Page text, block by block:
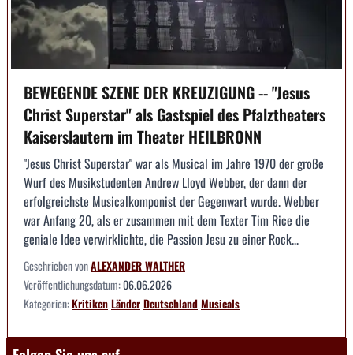
BEWEGENDE SZENE DER KREUZIGUNG -- "Jesus
Christ Superstar" als Gastspiel des Pfalztheaters
Kaiserslautern im Theater HEILBRONN
"Jesus Christ Superstar" war als Musical im Jahre 1970 der große
Wurf des Musikstudenten Andrew Lloyd Webber, der dann der
erfolgreichste Musicalkomponist der Gegenwart wurde. Webber
war Anfang 20, als er zusammen mit dem Texter Tim Rice die
geniale Idee verwirklichte, die Passion Jesu zu einer Rock...
Geschrieben vonALEXANDER WALTHER
Veröffentlichungsdatum:06.06.2026
Kategorien:KritikenLänderDeutschlandMusicals